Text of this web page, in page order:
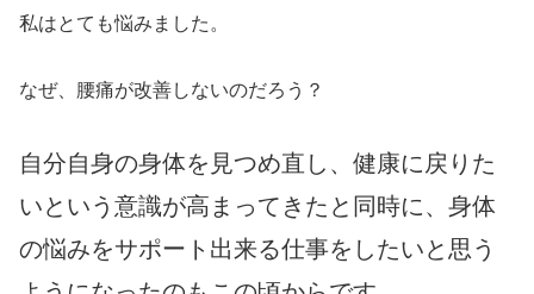
私はとても悩みました。
なぜ、腰痛が改善しないのだろう？
自分自身の身体を見つめ直し、健康に戻りた
いという意識が高まってきたと同時に、身体
の悩みをサポート出来る仕事をしたいと思う